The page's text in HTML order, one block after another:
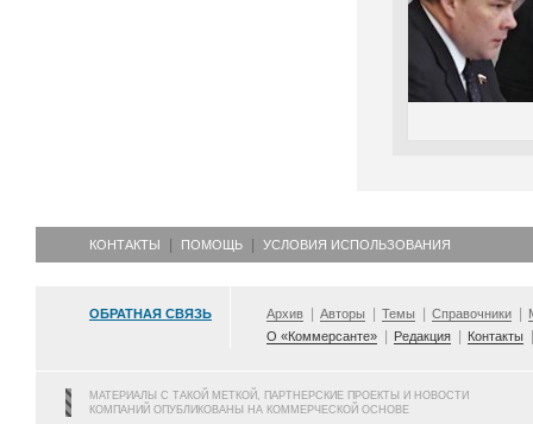
КОНТАКТЫ ПОМОЩЬ УСЛОВИЯ ИСПОЛЬЗОВАНИЯ
ОБРАТНАЯ СВЯЗЬ Архив Авторы Темы Справочники
О «Коммерсанте»
Редакция Контакты
МАТЕРИАЛЫ С ТАКОЙ МЕТКОЙ, ПАРТНЕРСКИЕ ПРОЕКТЫ И НОВОСТИ
КОМПАНИЙ ОПУБЛИКОВАНЫ НА КОММЕРЧЕСКОЙ ОСНОВЕ